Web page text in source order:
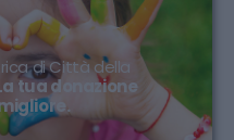
di Città della
tua donazione